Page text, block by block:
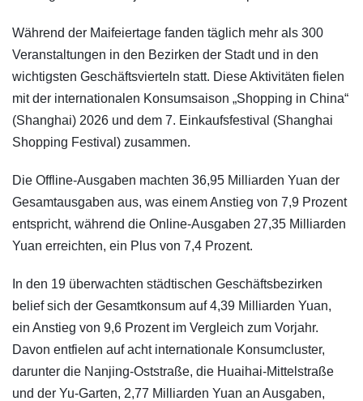
Während der Maifeiertage fanden täglich mehr als 300
Veranstaltungen in den Bezirken der Stadt und in den
wichtigsten Geschäftsvierteln statt. Diese Aktivitäten fielen
mit der internationalen Konsumsaison „Shopping in China“
(Shanghai) 2026 und dem 7. Einkaufsfestival (Shanghai
Shopping Festival) zusammen.
Die Offline-Ausgaben machten 36,95 Milliarden Yuan der
Gesamtausgaben aus, was einem Anstieg von 7,9 Prozent
entspricht, während die Online-Ausgaben 27,35 Milliarden
Yuan erreichten, ein Plus von 7,4 Prozent.
In den 19 überwachten städtischen Geschäftsbezirken
belief sich der Gesamtkonsum auf 4,39 Milliarden Yuan,
ein Anstieg von 9,6 Prozent im Vergleich zum Vorjahr.
Davon entfielen auf acht internationale Konsumcluster,
darunter die Nanjing-Oststraße, die Huaihai-Mittelstraße
und der Yu-Garten, 2,77 Milliarden Yuan an Ausgaben,